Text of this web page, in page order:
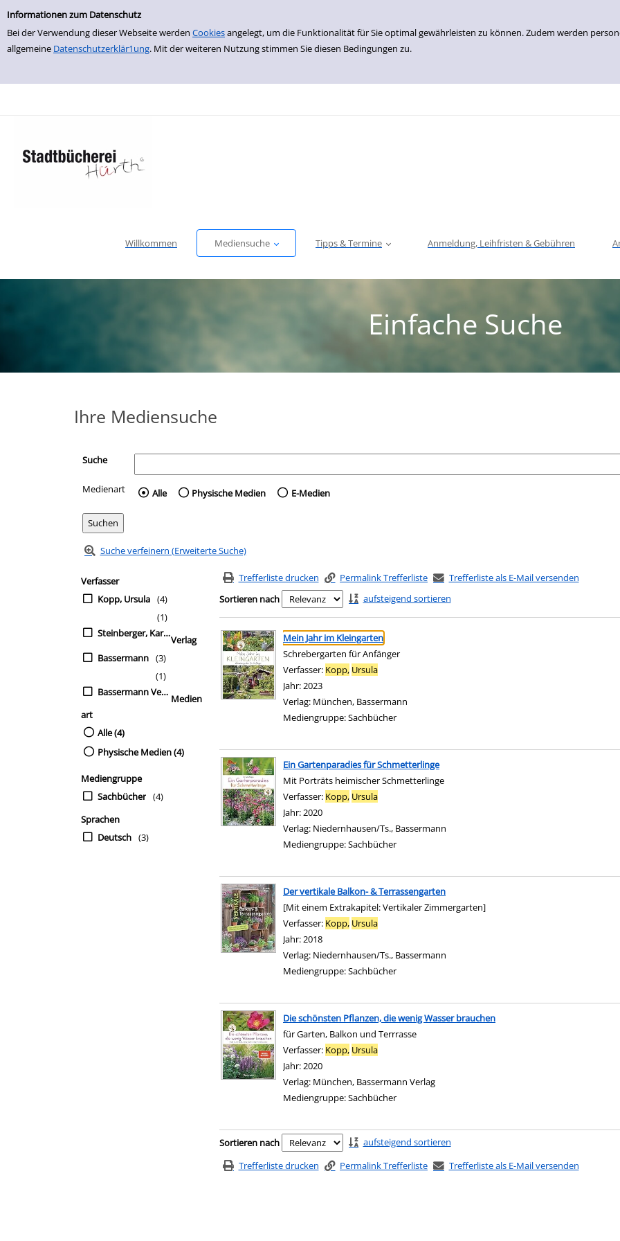
Einfache Suche
Informationen zum Datenschutz
Bei der Verwendung dieser Webseite werden Cookiesangelegt, um die Funktionalität für Sie optimal gewährleisten zu können. Zudem werden
allgemeine Datenschutzerklär1ung. Mit der weiteren Nutzung stimmen Sie diesen Bedingungen zu.
zur Navigation springen
zum Inhalt springen
Zu den Suchfiltern springen
Zur Trefferliste springen
Willkommen Mediensuche Tipps & Termine Anmeldung, Leihfristen & Gebühren
Einfache Suche
Ihre Mediensuche
Suche
Medienart Wählen Sie die Medienart nach der Sie suchen wollen.
Alle Physische Medien E-Medien
Suche verfeinern (Erweiterte Suche)
Suchfilter
Zur Trefferliste springen
Verfasser
Kopp, Ursula (4)
Steinberger, Karl-Heinz
(1)
Verlag
Bassermann (3)
Bassermann Verlag
(1)
Medien
art
Alle (4)
Physische Medien (4)
Mediengruppe
Sachbücher (4)
Sprachen
Deutsch (3)
Trefferliste drucken Permalink Trefferliste
Trefferliste als E-Mail versenden
Sortieren nach
aufsteigend sortieren
Suchergebnis
Zu den Suchfiltern springen
Mein Jahr im Kleingarten
Schrebergarten für Anfänger
Verfasser: Kopp, Ursula
Jahr:2023
Verlag: München, Bassermann
Mediengruppe:Sachbücher
Ein Gartenparadies für Schmetterlinge
Mit Porträts heimischer Schmetterlinge
Verfasser: Kopp, Ursula
Jahr:2020
Verlag: Niedernhausen/Ts., Bassermann
Mediengruppe:Sachbücher
Der vertikale Balkon- & Terrassengarten
[Mit einem Extrakapitel: Vertikaler Zimmergarten]
Verfasser: Kopp, Ursula
Jahr:2018
Verlag: Niedernhausen/Ts., Bassermann
Mediengruppe:Sachbücher
Die schönsten Pflanzen, die wenig Wasser brauchen
für Garten, Balkon und Terrrasse
Verfasser: Kopp, Ursula
Jahr:2020
Verlag: München, Bassermann Verlag
Mediengruppe:Sachbücher
Zu den Suchfiltern springen
Sortieren nach aufsteigend sortieren
Trefferliste drucken
Permalink Trefferliste Trefferliste als E-Mail versenden